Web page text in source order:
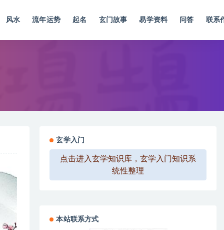
风水 流年运势 起名 玄门故事 易学资料 问答 联系
玄学入门
点击进入玄学知识库，玄学入门知识系
统性整理
本站联系方式